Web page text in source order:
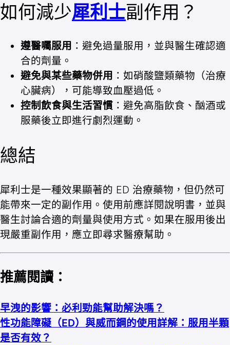
如何減少犀利士副作用？
遵醫囑服用 ：避免過量服用，並與醫生確認適
合的劑量。
避免與某些藥物併用 ：如硝酸鹽類藥物（治療
心臟病），可能導致血壓過低。
控制飲食與生活習慣 ：避免高脂飲食、酗酒或
服藥後立即進行劇烈運動。
總結
犀利士是一種效果顯著的 ED 治療藥物，但仍然可
能帶來一定的副作用。使用前應詳閱說明書，並與
醫生討論合適的劑量與使用方式。如果在服用後出
現嚴重副作用，應立即尋求醫療幫助。
推薦閱讀：
早洩的影響：必利勁能幫助解決嗎？
性功能障礙（ED）與威而鋼的使用詳解：服用半顆
是否有效？